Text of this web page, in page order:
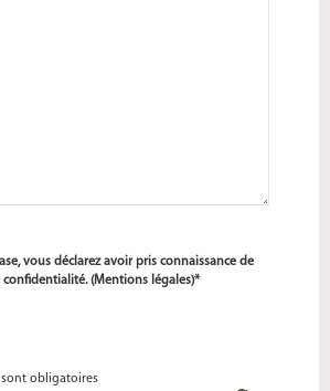
vous déclarez avoir pris connaissance de
(Mentions légales)*
sont obligatoires